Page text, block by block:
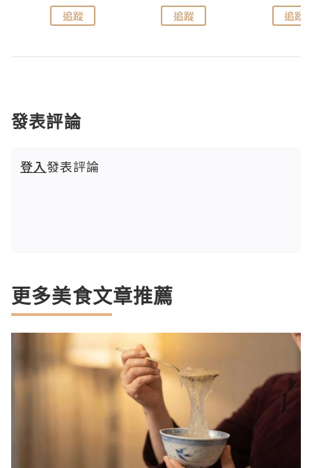
追蹤 追蹤 追蹤
發表評論
登入發表評論
更多美食文章推薦